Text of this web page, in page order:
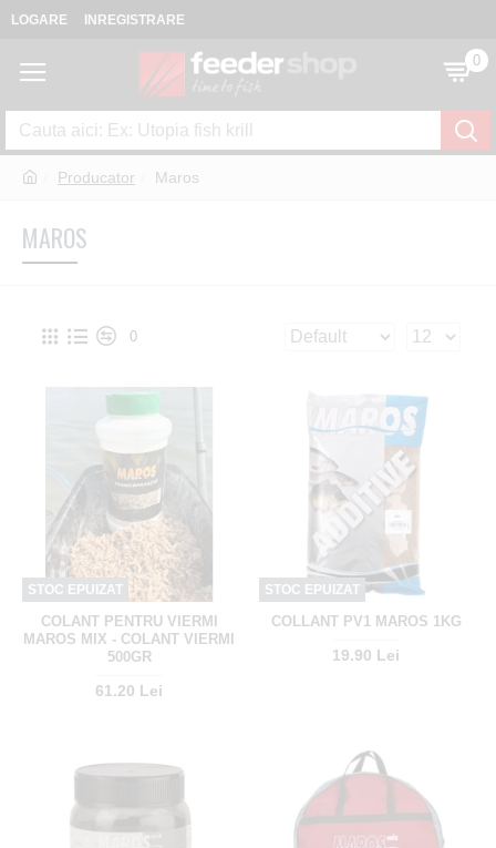
LOGARE INREGISTRARE
0
Producator Maros
MAROS
0
STOC EPUIZAT
COLANT PENTRU VIERMI
MAROS MIX - COLANT VIERMI
500GR
61.20 Lei
STOC EPUIZAT
COLLANT PV1 MAROS 1KG
19.90 Lei